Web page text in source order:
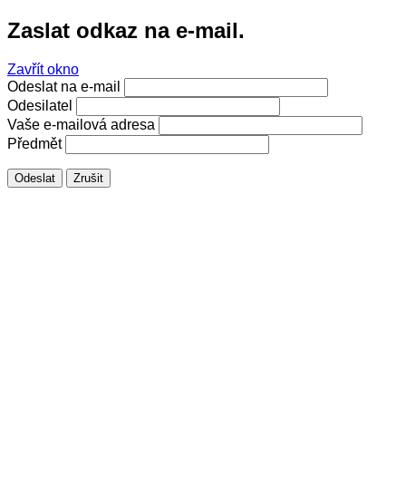
Zaslat odkaz na e-mail.
Zavřít okno
Odeslat na e-mail
Odesilatel
Vaše e-mailová adresa
Předmět
Odeslat Zrušit